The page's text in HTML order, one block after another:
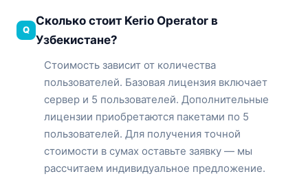
Сколько стоит Kerio Operator в
Узбекистане?
Стоимость зависит от количества
пользователей. Базовая лицензия включает
сервер и 5 пользователей. Дополнительные
лицензии приобретаются пакетами по 5
пользователей. Для получения точной
стоимости в сумах оставьте заявку — мы
рассчитаем индивидуальное предложение.